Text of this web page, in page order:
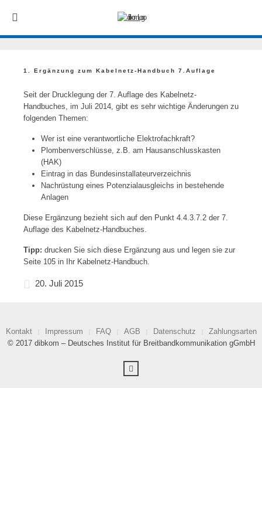
1. Ergänzung zum Kabelnetz-Handbuch 7.Auflage
Seit der Drucklegung der 7. Auflage des Kabelnetz-
Handbuches, im Juli 2014, gibt es sehr wichtige Änderungen zu
folgenden Themen:
Wer ist eine verantwortliche Elektrofachkraft?
Plombenverschlüsse, z.B. am Hausanschlusskasten
(HAK)
Eintrag in das Bundesinstallateurverzeichnis
Nachrüstung eines Potenzialausgleichs in bestehende
Anlagen
Diese Ergänzung bezieht sich auf den Punkt 4.4.3.7.2 der 7.
Auflage des Kabelnetz-Handbuches.
Tipp: drucken Sie sich diese Ergänzung aus und legen sie zur
Seite 105 in Ihr Kabelnetz-Handbuch.
20. Juli 2015
Kontakt Impressum FAQ AGB Datenschutz
Zahlungsarten
© 2017 dibkom – Deutsches Institut für Breitbandkommunikation gGmbH